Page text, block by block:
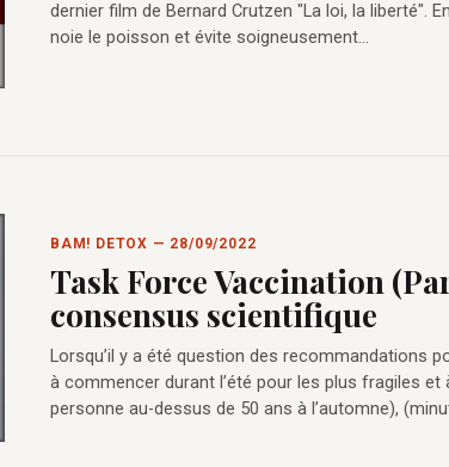
dernier film de Bernard Crutzen "La loi, la liberté".
noie le poisson et évite soigneusement…
BAM! DETOX — 28/09/2022
Task Force Vaccination
consensus scientifique
Lorsqu’il y a été question des recommandations
à commencer durant l’été pour les plus fragiles
personne au-dessus de 50 ans à l’automne),